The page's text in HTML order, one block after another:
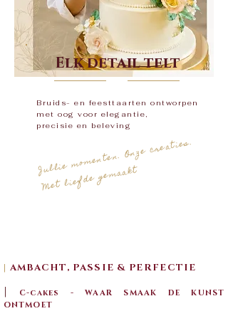
Elk detail telt
Bruids- en feesttaarten ontworpen
met oog voor elegantie,
precisie en beleving
Jullie momenten. Onze creaties.
Met liefde gemaakt​
| AMBACHT, PASSIE & PERFECTIE
|
C-cakes - WAAR SMAAK DE KUNST
ONTMOET